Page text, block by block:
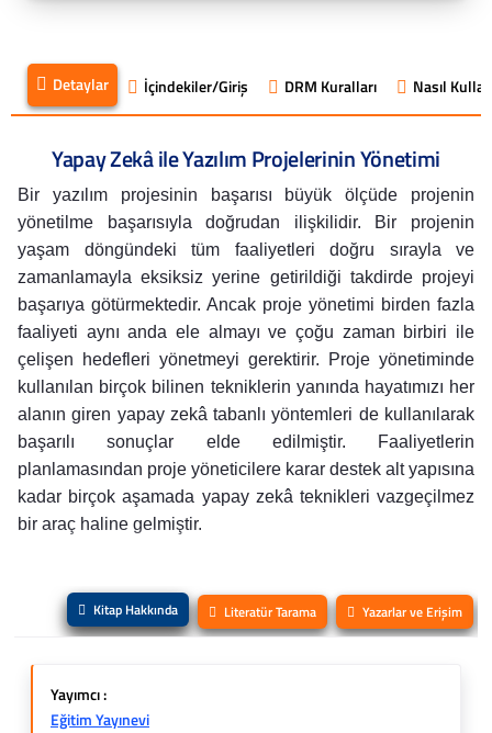
Detaylar İçindekiler/Giriş DRM Kuralları Nasıl
Yapay Zekâ ile Yazılım Projelerinin Yönetimi
Bir yazılım projesinin başarısı büyük ölçüde projenin
yönetilme başarısıyla doğrudan ilişkilidir. Bir projenin
yaşam döngündeki tüm faaliyetleri doğru sırayla ve
zamanlamayla eksiksiz yerine getirildiği takdirde projeyi
başarıya götürmektedir. Ancak proje yönetimi birden fazla
faaliyeti aynı anda ele almayı ve çoğu zaman birbiri ile
çelişen hedefleri yönetmeyi gerektirir. Proje yönetiminde
kullanılan birçok bilinen tekniklerin yanında hayatımızı her
alanın giren yapay zekâ tabanlı yöntemleri de kullanılarak
başarılı sonuçlar elde edilmiştir. Faaliyetlerin
planlamasından proje yöneticilere karar destek alt yapısına
kadar birçok aşamada yapay zekâ teknikleri vazgeçilmez
bir araç haline gelmiştir.
Kitap Hakkında Literatür Tarama Yazarlar ve Erişim
Yayımcı :
Eğitim Yayınevi